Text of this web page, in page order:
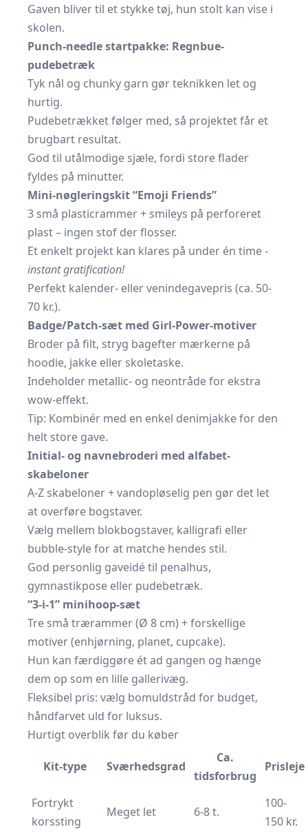
Gaven bliver til et stykke tøj, hun stolt kan vise i
skolen.
Punch-needle startpakke: Regnbue-
pudebetræk
Tyk nål og chunky garn gør teknikken let og
hurtig.
Pudebetrækket følger med, så projektet får et
brugbart resultat.
God til utålmodige sjæle, fordi store flader
fyldes på minutter.
Mini-nøgleringskit “Emoji Friends”
3 små plasticrammer + smileys på perforeret
plast – ingen stof der flosser.
Et enkelt projekt kan klares på under én time -
instant gratification!
Perfekt kalender- eller venindegavepris (ca. 50-
70 kr.).
Badge/Patch-sæt med Girl-Power-motiver
Broder på filt, stryg bagefter mærkerne på
hoodie, jakke eller skoletaske.
Indeholder metallic- og neontråde for ekstra
wow-effekt.
Tip: Kombinér med en enkel denimjakke for den
helt store gave.
Initial- og navnebroderi med alfabet-
skabeloner
A-Z skabeloner + vandopløselig pen gør det let
at overføre bogstaver.
Vælg mellem blokbogstaver, kalligrafi eller
bubble-style for at matche hendes stil.
God personlig gaveidé til penalhus,
gymnastikpose eller pudebetræk.
“3-i-1” minihoop-sæt
Tre små trærammer (Ø 8 cm) + forskellige
motiver (enhjørning, planet, cupcake).
Hun kan færdiggøre ét ad gangen og hænge
dem op som en lille gallerivæg.
Fleksibel pris: vælg bomuldstråd for budget,
håndfarvet uld for luksus.
Hurtigt overblik før du køber
Kit-type Sværhedsgrad
Ca.
tidsforbrug
Prisleje
Fortrykt
korssting
Meget let 6-8 t.
100-
150 kr.